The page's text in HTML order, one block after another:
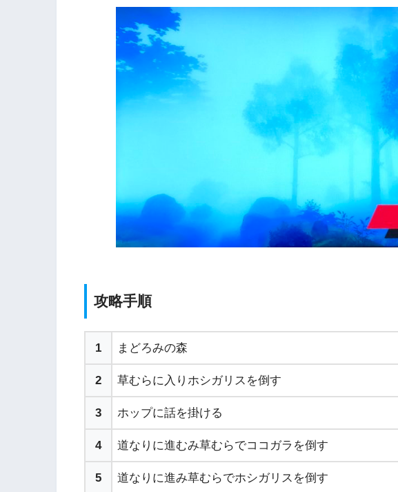
攻略手順
1 まどろみの森
2 草むらに入りホシガリスを倒す
3 ホップに話を掛ける
4 道なりに進むみ草むらでココガラを倒す
5 道なりに進み草むらでホシガリスを倒す